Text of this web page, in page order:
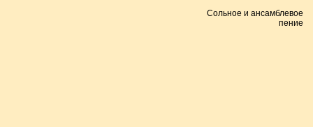
Сольное и ансамблевое
пение